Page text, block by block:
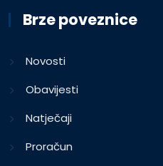
Brze poveznice
Novosti
Obavijesti
Natječaji
Proračun